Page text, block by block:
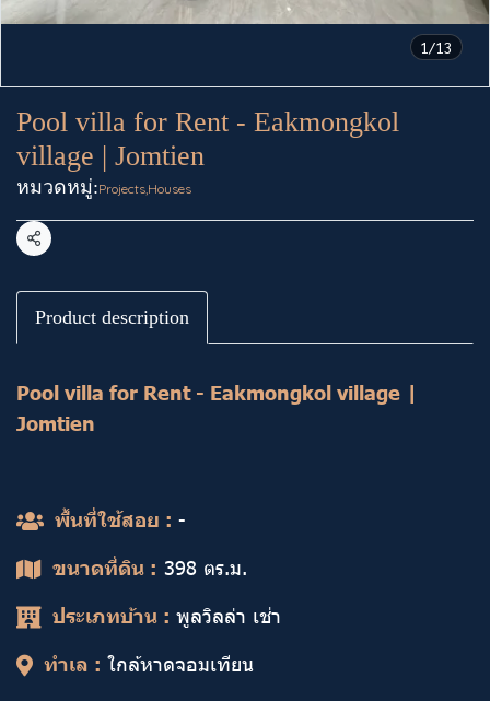
1/13
Pool villa for Rent - Eakmongkol
village | Jomtien
หมวดหมู่:Projects,Houses
แชร์
Product description
Pool villa for Rent - Eakmongkol village |
Jomtien
พื้นที่ใช้สอย : -
ขนาดที่ดิน : 398 ตร.ม.
ประเภทบ้าน : พูลวิลล่า เช่า
ทำเล : ใกล้หาดจอมเทียน